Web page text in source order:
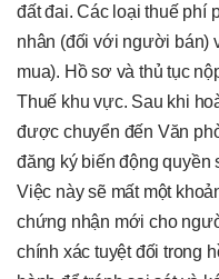
đất đai. Các loại thuế phí
nhân (đối với người bán)
mua). Hồ sơ và thủ tục
Thuế khu vực. Sau khi
được chuyển đến Văn
đăng ký biến động
Việc này sẽ mất một
chứng nhận mới cho
chính xác tuyệt đối trong